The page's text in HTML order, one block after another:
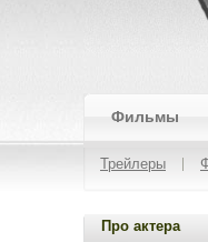
Фильмы
Трейлеры
Про актера